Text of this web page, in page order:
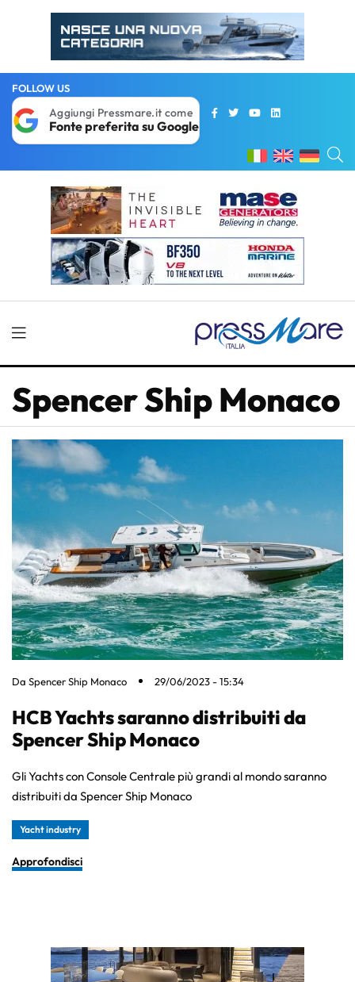
FOLLOW US
Aggiungi Pressmare.it come
Fonte preferita su Google
Spencer Ship Monaco
Da Spencer Ship Monaco 29/06/2023 - 15:34
HCB Yachts saranno distribuiti da
Spencer Ship Monaco
Gli Yachts con Console Centrale più grandi al mondo saranno
distribuiti da Spencer Ship Monaco
Yacht industry
Approfondisci